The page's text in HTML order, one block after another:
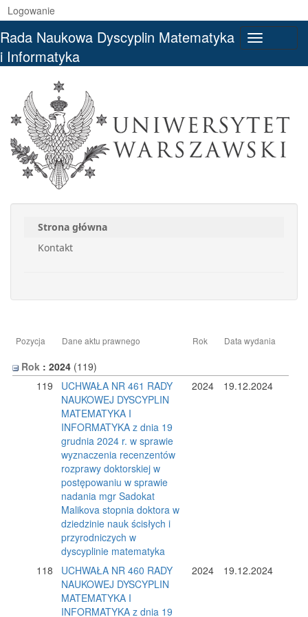
Logowanie
Rada Naukowa Dyscyplin Matematyka
i Informatyka
Strona główna
Kontakt
Pozycja Dane aktu prawnego Rok Data wydania
Rok : 2024 ‎(119)
119
UCHWAŁA NR 461 RADY
NAUKOWEJ DYSCYPLIN
MATEMATYKA I
INFORMATYKA z dnia 19
grudnia 2024 r. w sprawie
wyznaczenia recenzentów
rozprawy doktorskiej w
postępowaniu w sprawie
nadania mgr Sadokat
Malikova stopnia doktora w
dziedzinie nauk ścisłych i
przyrodniczych w
dyscyplinie matematyka
2024 19.12.2024
118
UCHWAŁA NR 460 RADY
NAUKOWEJ DYSCYPLIN
MATEMATYKA I
INFORMATYKA z dnia 19
2024 19.12.2024